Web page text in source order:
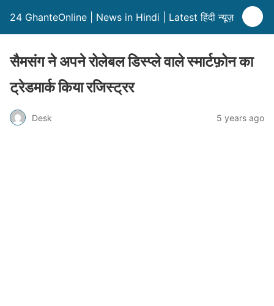
24 GhanteOnline | News in Hindi | Latest हिंदी न्यूज़
सैमसंग ने अपने रोलेबल डिस्प्ले वाले स्मार्टफ़ोन का
ट्रेडमार्क किया रजिस्ट्रर
Desk 5 years ago